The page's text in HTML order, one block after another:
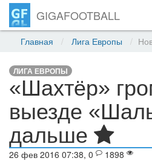
GIGAFOOTBALL
Главная Лига Европы
ЛИГА ЕВРОПЫ
«Шахтёр»
выезде
дальше
26 фев 2016 07:38, 0 1898